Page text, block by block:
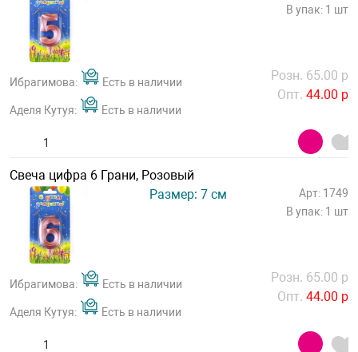
В упак: 1 шт
Ибрагимова: Есть в наличии
Аделя Кутуя: Есть в наличии
Розн. 65.00 р
Опт. 44.00 р
Свеча цифра 6 Грани, Розовый
Размер: 7 см
Арт: 1749
В упак: 1 шт
Ибрагимова: Есть в наличии
Аделя Кутуя: Есть в наличии
Розн. 65.00 р
Опт. 44.00 р